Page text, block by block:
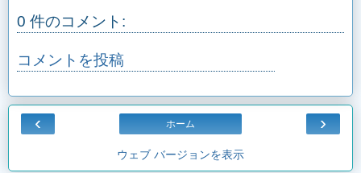
0 件のコメント:
コメントを投稿
‹ ›
ホーム
ウェブ バージョンを表示